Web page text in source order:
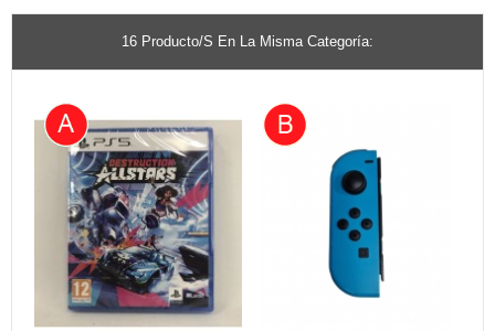
16 Producto/s En La Misma Categoría: